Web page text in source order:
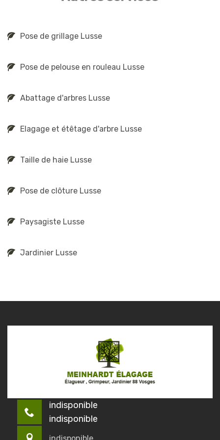
Pose de grillage Lusse
Pose de pelouse en rouleau Lusse
Abattage d'arbres Lusse
Elagage et étêtage d'arbre Lusse
Taille de haie Lusse
Pose de clôture Lusse
Paysagiste Lusse
Jardinier Lusse
indisponible
indisponible